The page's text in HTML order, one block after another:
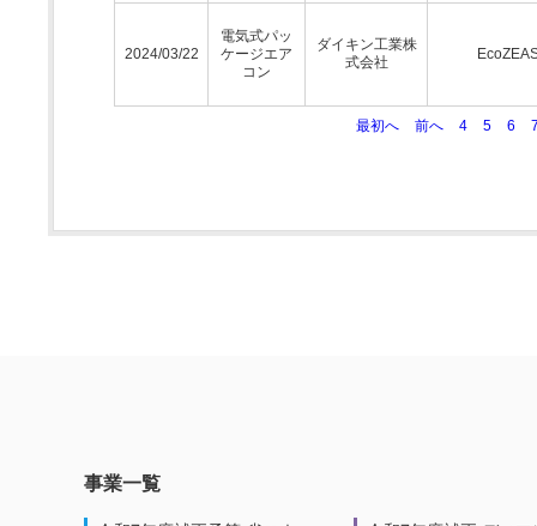
2024/03/22
電気式パッ
ケージエア
コン
ダイキン工業株
式会社
最初へ 前へ 4 5 6
事業一覧